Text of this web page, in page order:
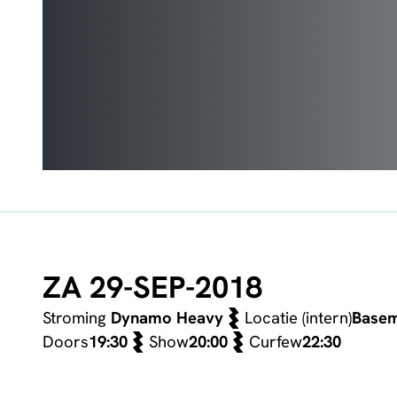
ZA 29-SEP-2018
Stroming Dynamo Heavy Locatie (intern)
Doors19:30 Show20:00 Curfew22:30